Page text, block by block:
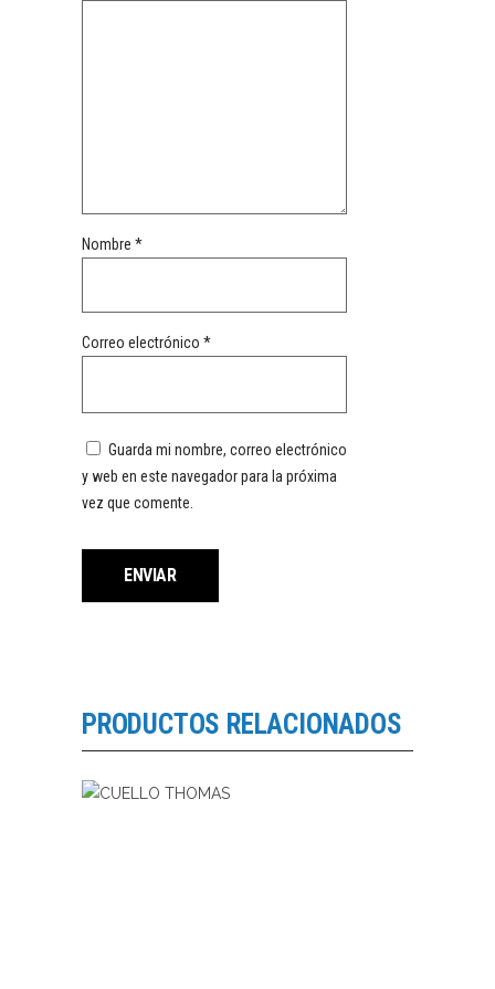
Nombre *
Correo electrónico *
Guarda mi nombre, correo electrónico
y web en este navegador para la próxima
vez que comente.
PRODUCTOS RELACIONADOS